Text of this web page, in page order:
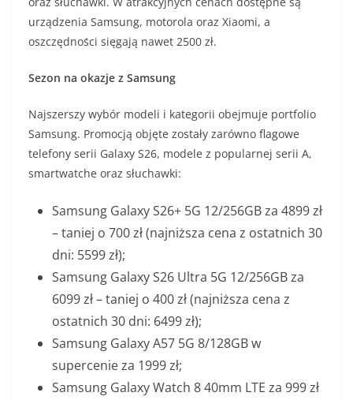
urządzenia Samsung, motorola oraz Xiaomi, a
oszczędności sięgają nawet 2500 zł.
Sezon na okazje z Samsung
Najszerszy wybór modeli i kategorii obejmuje portfolio
Samsung. Promocją objęte zostały zarówno flagowe
telefony serii Galaxy S26, modele z popularnej serii A,
smartwatche oraz słuchawki:
Samsung Galaxy S26+ 5G 12/256GB za 4899 zł
– taniej o 700 zł (najniższa cena z ostatnich 30
dni: 5599 zł);
Samsung Galaxy S26 Ultra 5G 12/256GB za
6099 zł – taniej o 400 zł (najniższa cena z
ostatnich 30 dni: 6499 zł);
Samsung Galaxy A57 5G 8/128GB w
supercenie za 1999 zł;
Samsung Galaxy Watch 8 40mm LTE za 999 zł